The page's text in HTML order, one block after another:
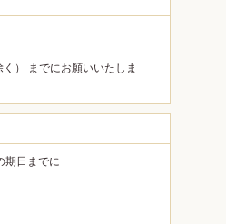
） までにお願いいたしま
期日までに